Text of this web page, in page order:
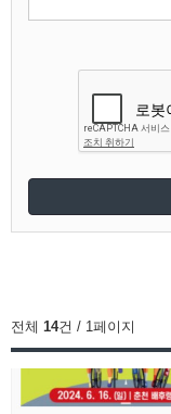
전체 14건 / 1페이지